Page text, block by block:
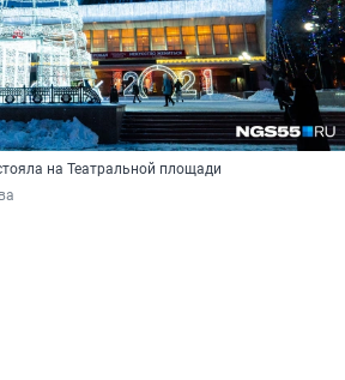
на Театральной площади